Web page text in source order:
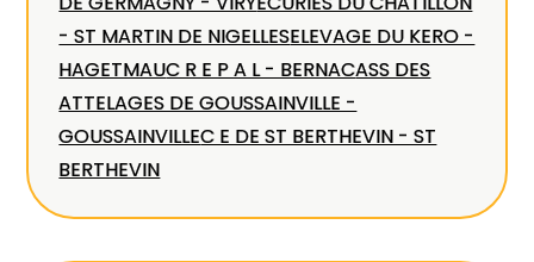
- ST MARTIN DE NIGELLESELEVAGE DU KERO -
HAGETMAUC R E P A L - BERNACASS DES
ATTELAGES DE GOUSSAINVILLE -
GOUSSAINVILLEC E DE ST BERTHEVIN - ST
BERTHEVIN